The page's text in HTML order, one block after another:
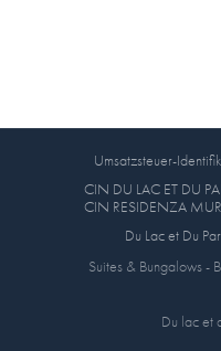
Umsatzsteuer-
CIN DU LAC ET DU
CIN RESIDENZA
Du Lac et Du
Suites & Bungalows -
Du lac et